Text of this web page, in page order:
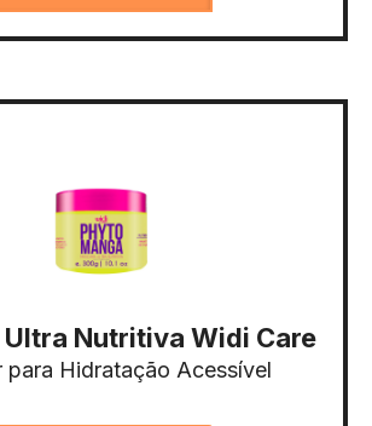
Nutritiva Widi Care
para Hidratação Acessível